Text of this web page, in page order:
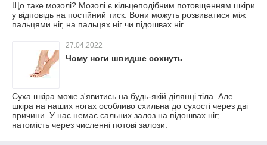
Що таке мозолі? Мозолі є кільцеподібним потовщенням шкіри
у відповідь на постійний тиск. Вони можуть розвиватися між
пальцями ніг, на пальцях ніг чи підошвах ніг.
27.04.2022
Чому ноги швидше сохнуть
Суха шкіра може з'явитись на будь-якій ділянці тіла. Але
шкіра на наших ногах особливо схильна до сухості через дві
причини. У нас немає сальних залоз на підошвах ніг;
натомість через численні потові залози.